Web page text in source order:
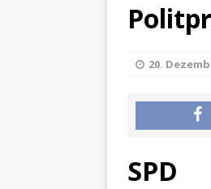
20.
SPD